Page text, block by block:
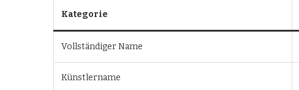
Kategorie
Vollständiger Name
Künstlername